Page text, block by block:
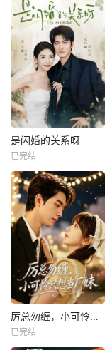
是闪婚的关系呀
已完结
厉总勿缠，小可怜只想当厂妹
已完结